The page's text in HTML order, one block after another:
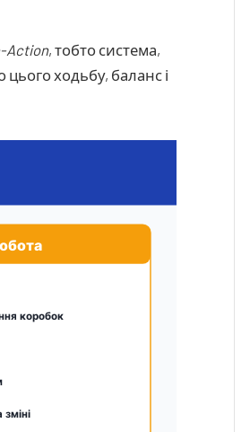
Action, тобто система,
ходьбу, баланс і